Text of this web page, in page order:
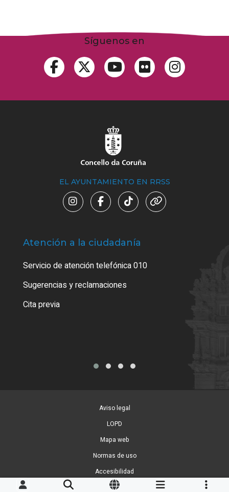
Síguenos en
EL AYUNTAMIENTO EN RRSS
Atención a la ciudadanía
Servicio de atención telefónica 010
Sugerencias y reclamaciones
Cita previa
Aviso legal
LOPD
Mapa web
Normas de uso
Accesibilidad
Gestion de Cookies